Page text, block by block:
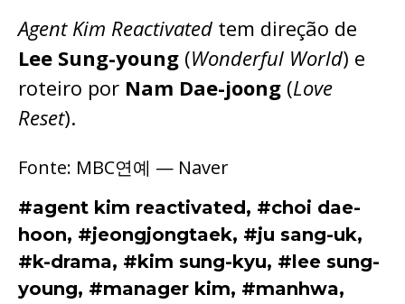
Agent Kim Reactivated tem direção de
Lee Sung-young (Wonderful World) e
roteiro por Nam Dae-joong (Love
Reset).
Fonte: MBC연예 — Naver
#agent kim reactivated , #choi dae-
hoon, #jeongjongtaek, #ju sang-uk,
#k-drama, #kim sung-kyu, #lee sung-
young, #manager kim, #manhwa,